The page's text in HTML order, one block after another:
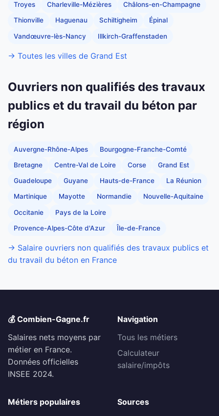
Troyes Charleville-Mézières Châlons-en-Champagne
Thionville Haguenau Schiltigheim Épinal
Vandœuvre-lès-Nancy Illkirch-Graffenstaden
→ Toutes les villes de Grand Est
Ouvriers non qualifiés des travaux
publics et du travail du béton par
région
Auvergne-Rhône-Alpes Bourgogne-Franche-Comté
Bretagne Centre-Val de Loire Corse Grand Est
Guadeloupe Guyane Hauts-de-France La Réunion
Martinique Mayotte Normandie Nouvelle-Aquitaine
Occitanie Pays de la Loire
Provence-Alpes-Côte d'Azur Île-de-France
→ Salaire ouvriers non qualifiés des travaux publics et
du travail du béton en France
💰 Combien-Gagne.fr
Salaires nets moyens par
métier en France.
Données officielles
INSEE 2024.
Navigation
Tous les métiers
Calculateur
salaire/impôts
Métiers populaires
Sources